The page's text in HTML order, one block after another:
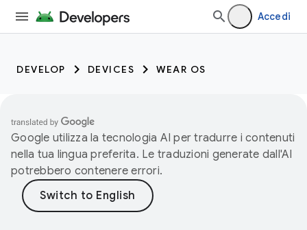
Accedi
DEVELOP DEVICES WEAR OS
Google utilizza la tecnologia AI per tradurre i contenuti
nella tua lingua preferita. Le traduzioni generate dall'AI
potrebbero contenere errori.